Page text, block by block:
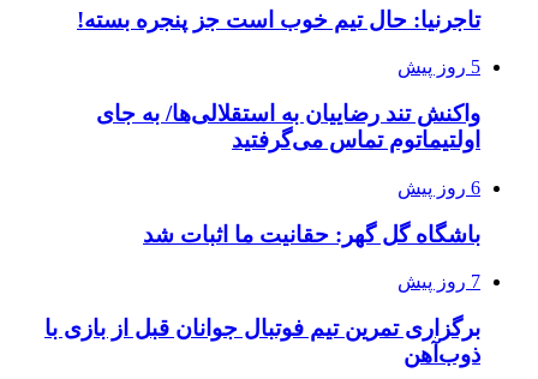
تاجرنیا: حال تیم خوب است جز پنجره بسته!
5 روز پیش
واکنش تند رضاییان به استقلالی‌ها/ به جای
اولتیماتوم تماس می‌گرفتید
6 روز پیش
باشگاه گل گهر: حقانیت ما اثبات شد
7 روز پیش
برگزاری تمرین تیم فوتبال جوانان قبل از بازی با
ذوب‌آهن